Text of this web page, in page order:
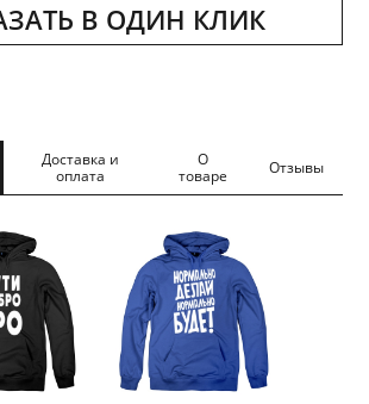
В ОДИН КЛИК
Доставка и
оплата
О
товаре
Отзывы